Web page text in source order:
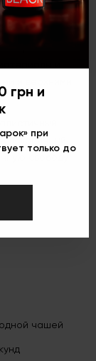
на 1 минуту
в
и
лаконичный
свободу
чашей
грн и
при
только до